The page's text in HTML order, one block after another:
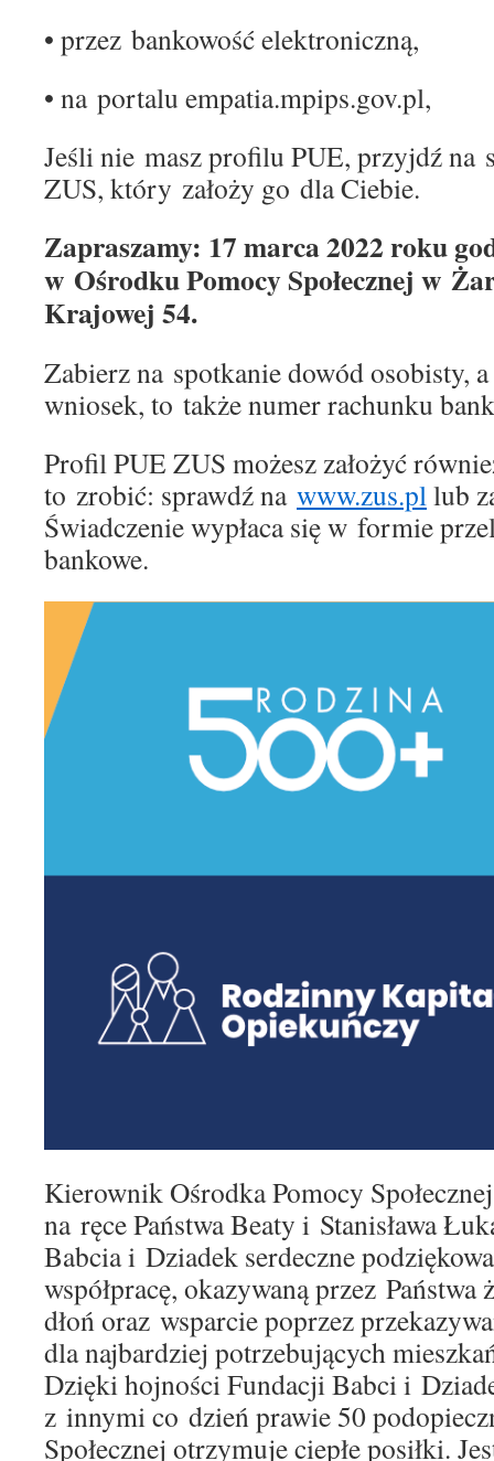
• przez bankowość elektroniczną,
• na portalu empatia.mpips.gov.pl,
Jeśli nie masz profilu PUE, przyjdź na
ZUS, który założy go dla Ciebie.
Zapraszamy: 17 marca 2022 roku
w Ośrodku Pomocy Społecznej w
Krajowej 54.
Zabierz na spotkanie dowód osobisty,
wniosek, to także numer rachunku
Profil PUE ZUS możesz założyć
to zrobić: sprawdź na www.zus.pllub
Świadczenie wypłaca się w formie
bankowe.
Kierownik Ośrodka Pomocy
na ręce Państwa Beaty i Stanisława
Babcia i Dziadek serdeczne
współpracę, okazywaną przez
dłoń oraz wsparcie poprzez
dla najbardziej potrzebujących
Dzięki hojności Fundacji Babci i
z innymi co dzień prawie 50
Społecznej otrzymuje ciepłe posiłki.